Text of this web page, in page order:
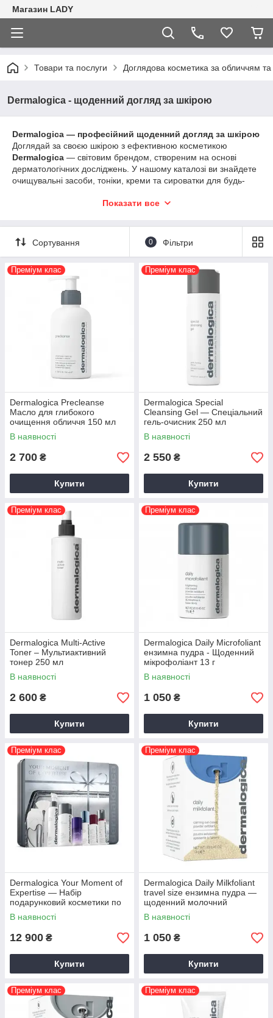
Магазин LADY
Товари та послуги Доглядова косметика за обличчям та
Dermalogica - щоденний догляд за шкірою
Dermalogica — професійний щоденний догляд за шкірою
Доглядай за своєю шкірою з ефективною косметикою
Dermalogica — світовим брендом, створеним на основі
дерматологічних досліджень. У нашому каталозі ви знайдете
очищувальні засоби, тоніки, креми та сироватки для будь-
забезпечують делікатний, але глибокий догляд щодня.
Показати все
Сортування 0 Фільтри
Преміум клас
Dermalogica Precleanse
Масло для глибокого
очищення обличчя 150 мл
В наявності
2 700 ₴
Купити
Преміум клас
Dermalogica Special
Cleansing Gel — Спеціальний
гель-очисник 250 мл
В наявності
2 550 ₴
Купити
Преміум клас
Dermalogica Multi-Active
Toner – Мультиактивний
тонер 250 мл
В наявності
2 600 ₴
Купити
Преміум клас
Dermalogica Daily Microfoliant
ензимна пудра - Щоденний
мікрофоліант 13 г
В наявності
1 050 ₴
Купити
Преміум клас
Dermalogica Your Moment of
Expertise — Набір
подарунковий косметики по
догляду для експертної
досконалості шкіри
В наявності
12 900 ₴
Купити
Преміум клас
Dermalogica Daily Milkfoliant
travel size ензимна пудра —
щоденний молочний
ексфоліант у тревел-розмірі
13 г
В наявності
1 050 ₴
Купити
Преміум клас Преміум клас